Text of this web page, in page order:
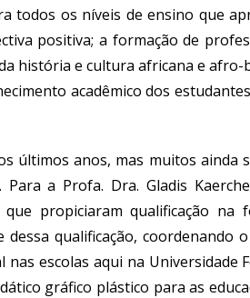
todos os níveis de ensino que
positiva; a formação de
história e cultura africana e afro-
acadêmico dos
últimos anos, mas muitos ainda
Para a Profa. Dra. Gladis
propiciaram qualificação na
qualificação, coordenando
escolas aqui na Universidade
gráfico plástico para as